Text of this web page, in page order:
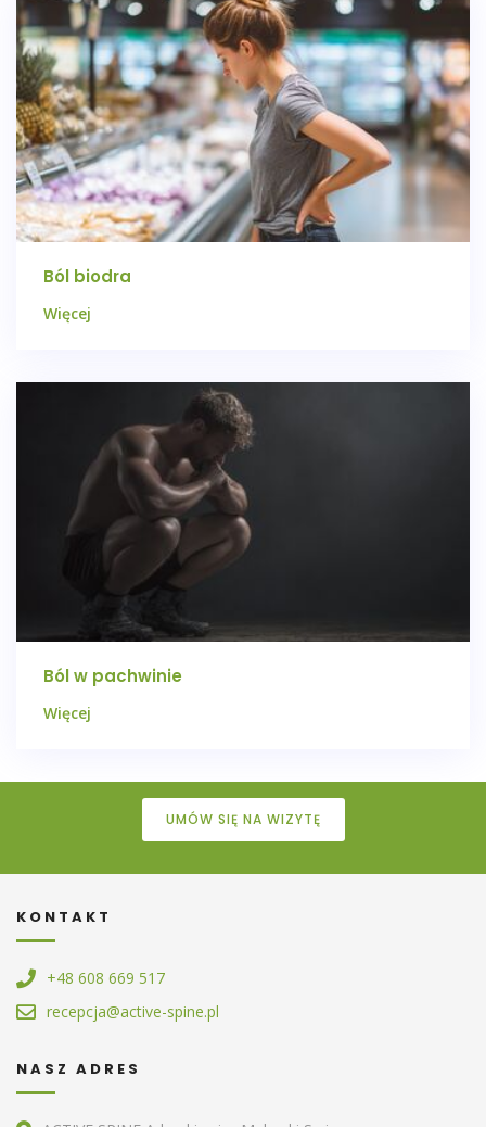
Ból biodra
Więcej
Ból w pachwinie
Więcej
UMÓW SIĘ NA WIZYTĘ
KONTAKT
+48 608 669 517
recepcja@active-spine.pl
NASZ ADRES